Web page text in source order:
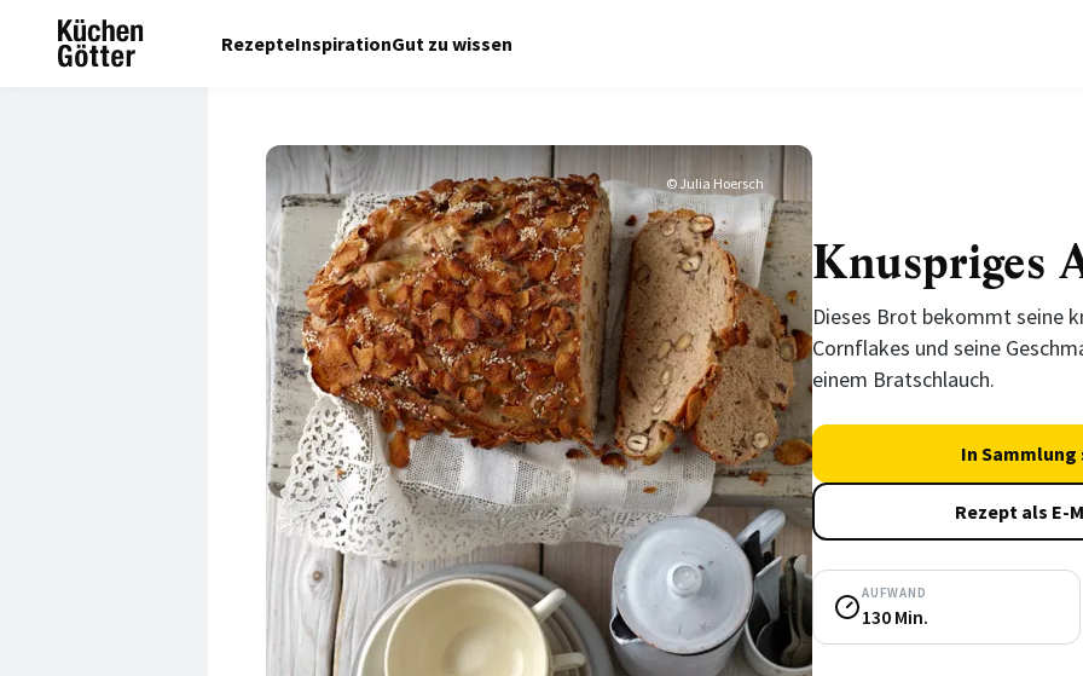
RezepteInspirationGut zu wissen
© Julia Hoersch
Knuspriges
Dieses Brot bekommt seine
Cornflakes und seine
einem Bratschlauch.
In Sammlung
Rezept als E-
AUFWAND
130 Min.